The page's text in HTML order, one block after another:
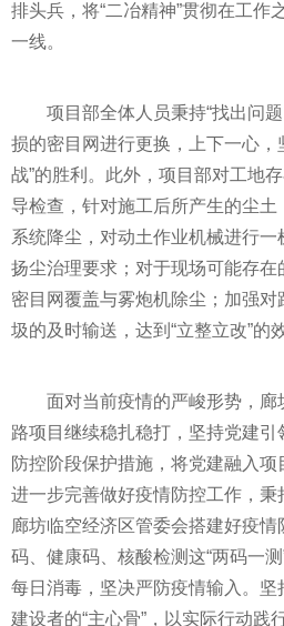
排头兵，将“二冶精神”贯彻在工作
一线。
项目部全体人员秉持“找出问
损的密目网进行更换，上下一心，
战”的胜利。此外，项目部对工地
导检查，针对施工后所产生的尘
系统降尘，对动土作业机械进行一
扬尘治理要求；对于现场可能存在
密目网覆盖与雾炮机除尘；加强
圾的及时输送，达到“立整立改”的
面对当前疫情的严峻形势，廊
路项目继续稳扎稳打，坚持党建
防控阶段保护措施，将党建融入项
进一步完善做好疫情防控工作，秉
廊坊临空经济区管委会搭建好疫情
码、健康码、核酸检测这“两码一
每日消毒，坚决严防疫情输入。坚
建设者的“主心骨”，以实际行动践